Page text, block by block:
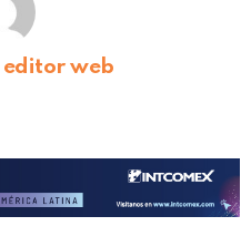
editor web